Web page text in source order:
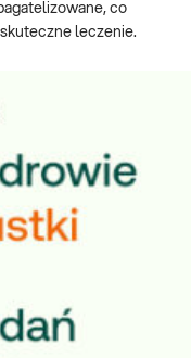
co
leczenie.